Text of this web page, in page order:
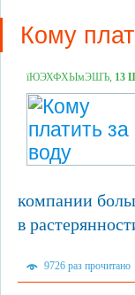
Кому
їЮЭХФХЫмЭШЪ, 13
компании
в
9726 раз прочитано